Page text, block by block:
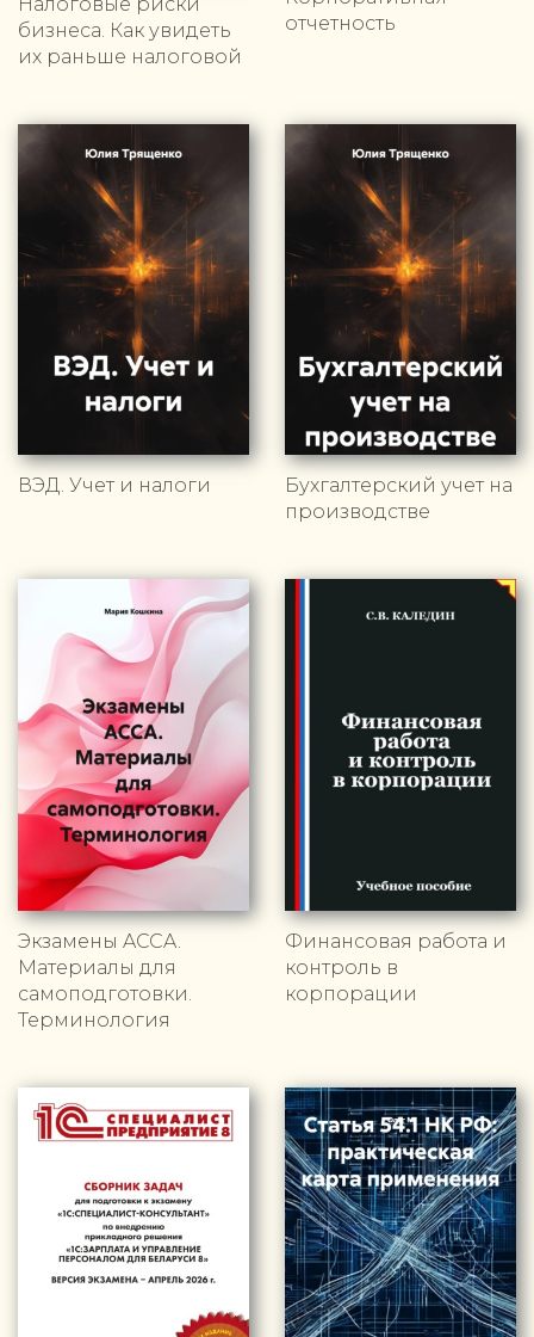
бизнеса. Как увидеть
их раньше налоговой
отчетность
ВЭД. Учет и налоги
Бухгалтерский учет на
производстве
Экзамены ACCA.
Материалы для
самоподготовки.
Терминология
Финансовая работа и
контроль в
корпорации